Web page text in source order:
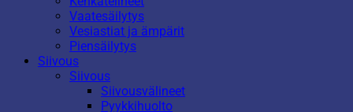
Vaatesäilytys
Vesiastiat ja ämpärit
Piensäilytys
Siivous
Siivous
Siivousvälineet
Pyykkihuolto